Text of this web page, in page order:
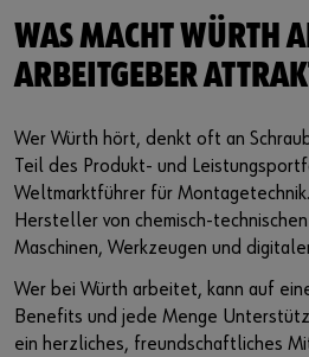
WAS MACHT WÜRTH
ARBEITGEBER
Wer Würth hört, denkt oft an
Teil des Produkt- und
Weltmarktführer für
Hersteller von chemisch-
Maschinen, Werkzeugen und
Wer bei Würth arbeitet, kann auf
Benefits und jede Menge
ein herzliches, freundschaftliches